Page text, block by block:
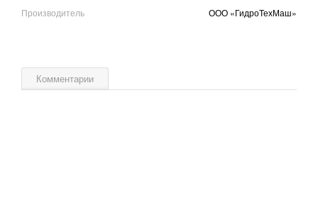
Производитель ООО «ГидроТехМаш»
Комментарии